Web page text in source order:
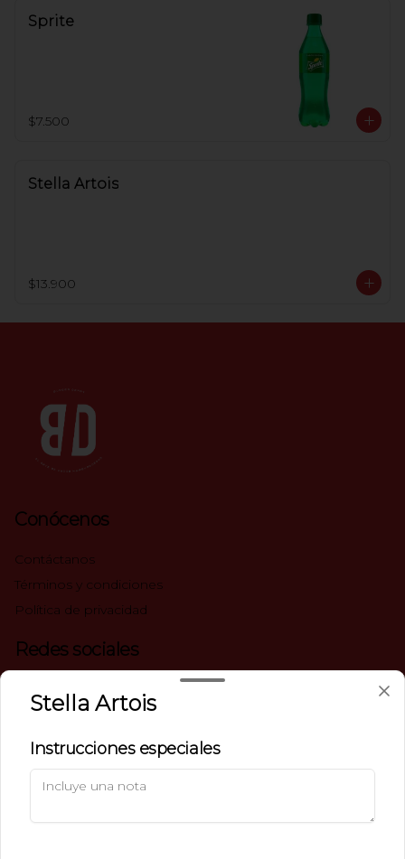
Sprite
$7.500
Stella Artois
$13.900
Conócenos
Contáctanos
Términos y condiciones
Política de privacidad
Redes sociales
Facebook
Mi cuenta
Iniciar sesión
Stella Artois
Instrucciones especiales